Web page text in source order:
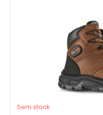
Sem stock